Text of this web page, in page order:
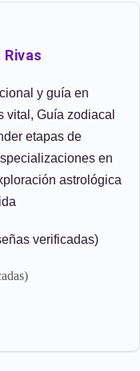
y guía en
vital, Guía zodiacal
etapas de
en
astrológica
verificadas)